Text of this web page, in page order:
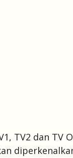
TV2 dan TV